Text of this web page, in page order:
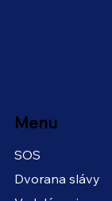
Menu
SOS
Dvorana slávy